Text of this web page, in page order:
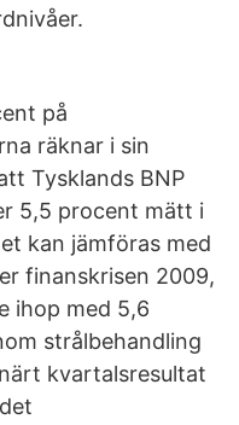
på
räknar i sin
Tysklands BNP
5,5 procent mätt i
kan jämföras med
finanskrisen 2009,
ihop med 5,6
strålbehandling
kvartalsresultat